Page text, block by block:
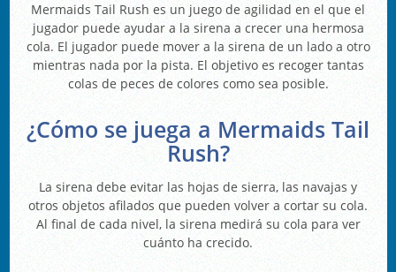
Mermaids Tail Rush es un juego de agilidad en el que el
jugador puede ayudar a la sirena a crecer una hermosa
cola. El jugador puede mover a la sirena de un lado a otro
mientras nada por la pista. El objetivo es recoger tantas
colas de peces de colores como sea posible.
¿Cómo se juega a Mermaids Tail
Rush?
La sirena debe evitar las hojas de sierra, las navajas y
otros objetos afilados que pueden volver a cortar su cola.
Al final de cada nivel, la sirena medirá su cola para ver
cuánto ha crecido.